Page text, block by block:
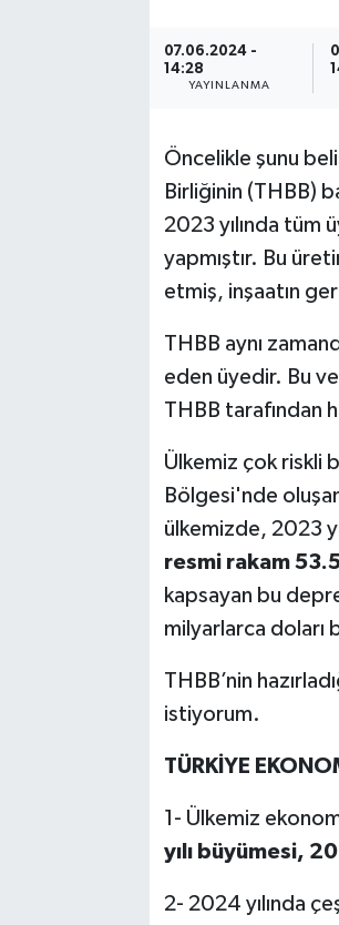
07.06.2024 -
14:28
YAYINLANMA
Öncelikle şunu
Birliğinin (THBB)
2023 yılında tüm
yapmıştır. Bu
etmiş, inşaatın
THBB aynı
eden üyedir. Bu
THBB tarafından
Ülkemiz çok riskli
Bölgesi'nde
ülkemizde, 2023
resmi rakam
kapsayan bu
milyarlarca doları
THBB’nin
istiyorum.
TÜRKİYE
1- Ülkemiz
yılı büyümesi,
2- 2024 yılında